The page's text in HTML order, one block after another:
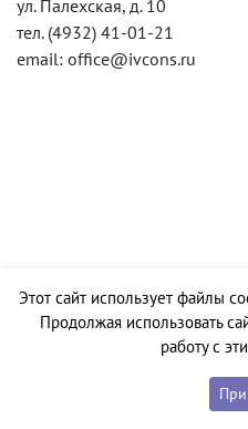
ул. Палехская, д. 10
тел. (4932) 41-01-21
email: office@ivcons.ru
Этот сайт использует файлы
Продолжая использовать
работу с